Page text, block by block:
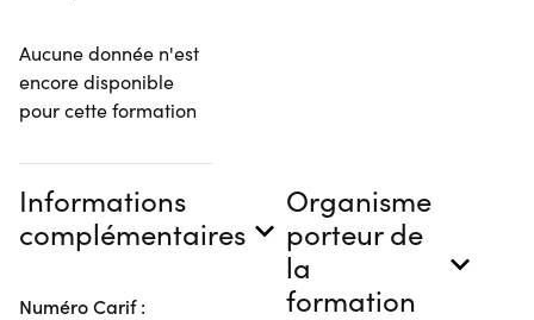
Aucune donnée n'est
encore disponible
pour cette formation
Informations
complémentaires
Numéro Carif :
Organisme
porteur de
la
formation